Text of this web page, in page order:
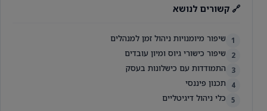
🔗 קשורים לנושא
1 שיפור מיומנויות ניהול זמן למנהלים
2 שיפור כישורי גיוס ומיון עובדים
3 התמודדות עם כישלונות בעסק
4 תכנון פיננסי
5 כלי ניהול דיגיטליים